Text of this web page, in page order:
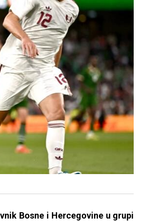
Bosne i Hercegovine u grupi